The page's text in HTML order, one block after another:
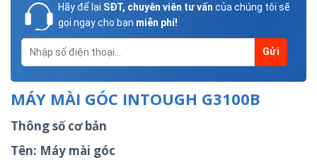
Hãy để lại SĐT, chuyên viên tư vấn của chúng tôi sẽ
gọi ngay cho bạn miễn phí!
MÁY MÀI GÓC INTOUGH G3100B
Thông số cơ bản
Tên: Máy mài góc